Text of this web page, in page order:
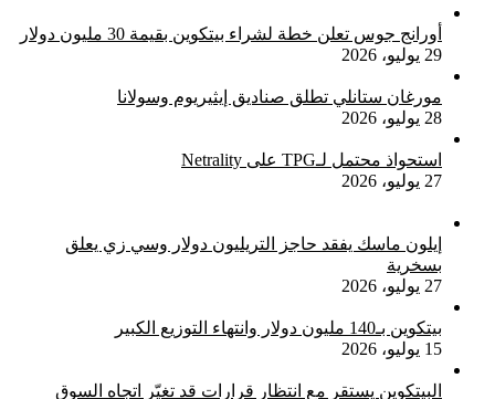
أورانج جوس تعلن خطة لشراء بيتكوين بقيمة 30 مليون دولار
29 يوليو، 2026
مورغان ستانلي تطلق صناديق إيثيريوم وسولانا
28 يوليو، 2026
استحواذ محتمل لـTPG على Netrality
27 يوليو، 2026
إيلون ماسك يفقد حاجز التريليون دولار وسي زي يعلق
بسخرية
27 يوليو، 2026
بيتكوين بـ140 مليون دولار وانتهاء التوزيع الكبير
15 يوليو، 2026
البيتكوين يستقر مع انتظار قرارات قد تغيّر اتجاه السوق